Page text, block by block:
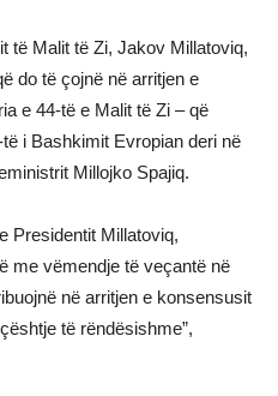
të Malit të Zi, Jakov Millatoviq,
do të çojnë në arritjen e
e 44-të e Malit të Zi – që
i Bashkimit Evropian deri në
Millojko Spajiq.
Presidentit Millatoviq,
me vëmendje të veçantë në
në arritjen e konsensusit
të rëndësishme”,